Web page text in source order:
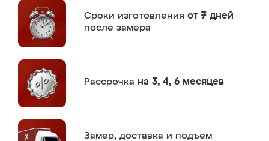
Сроки изготовления от 7 дней
после замера
Рассрочка на 3, 4, 6 месяцев
Замер, доставка и подъем